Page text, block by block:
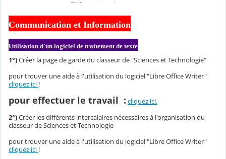
Communication et Information
Utilisation d'un logiciel de traitement de texte
1°)Créer la page de garde du classeur de "Sciences et Technologie"
pour trouver une aide à l'utilisation du logiciel "Libre Office Writer"
cliquez ici !
pour effectuer le travail : cliquez ici.
2°)Créer les différents intercalaires nécessaires à l'organisation du
classeur de Sciences et Technologie
pour trouver une aide à l'utilisation du logiciel "Libre Office Writer"
cliquez ici !